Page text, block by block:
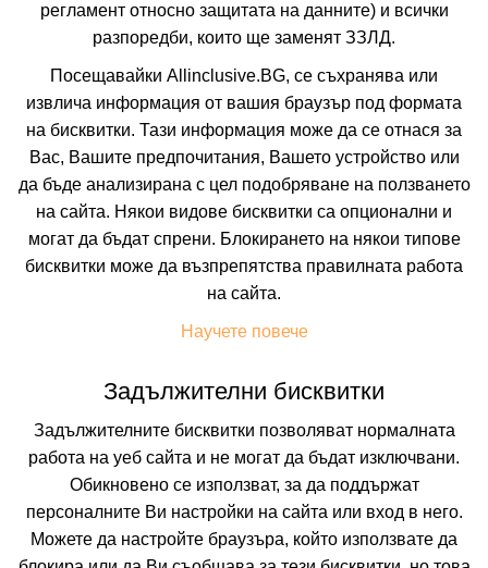
Не изпускайте нито една оферта!
Искате да получавате първи най-новите и най-
добрите ни предложения и специални
отстъпки?
Абонирайте се за нашия бюлетин сега !
Абонирай ме
регламент относно защитата на данните) и всички
разпоредби, които ще заменят ЗЗЛД.
Посещавайки Allinclusive.BG, се съхранява или
извлича информация от вашия браузър под формата
на бисквитки. Тази информация може да се отнася за
Вас, Вашите предпочитания, Вашето устройство или
да бъде анализирана с цел подобряване на ползването
на сайта. Някои видове бисквитки са опционални и
могат да бъдат спрени. Блокирането на някои типове
бисквитки може да възпрепятства правилната работа
на сайта.
Научете повече
Задължителни бисквитки
Задължителните бисквитки позволяват нормалната
работа на уеб сайта и не могат да бъдат изключвани.
Обикновено се използват, за да поддържат
персоналните Ви настройки на сайта или вход в него.
Можете да настройте браузъра, който използвате да